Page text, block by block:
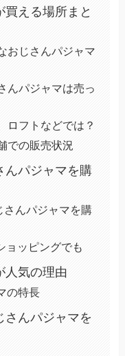
える場所まと
おじさんパジャマ
んパジャマは売っ
ロフトなどでは？
での販売状況
んパジャマを購
んパジャマを購
ョッピングでも
人気の理由
の特長
さんパジャマを